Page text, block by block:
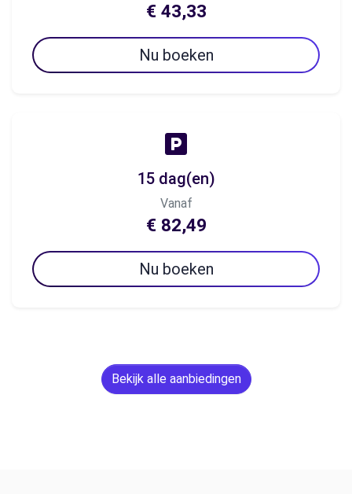
€ 43,33
Nu boeken
15 dag(en)
Vanaf
€ 82,49
Nu boeken
Bekijk alle aanbiedingen